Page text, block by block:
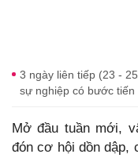
3 ngày liên tiếp (23 -
sự nghiệp có bước tiến
Mở đầu tuần mới,
đón cơ hội dồn dập,